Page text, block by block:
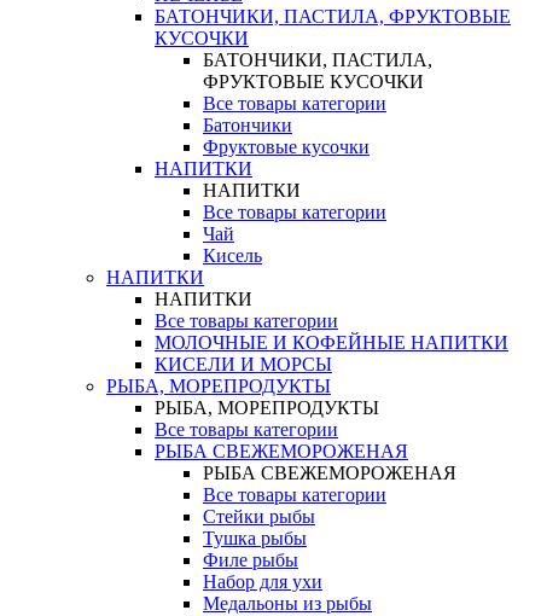
БАТОНЧИКИ, ПАСТИЛА, ФРУКТОВЫЕ
КУСОЧКИ
БАТОНЧИКИ, ПАСТИЛА,
ФРУКТОВЫЕ КУСОЧКИ
Все товары категории
Батончики
Фруктовые кусочки
НАПИТКИ
НАПИТКИ
Все товары категории
Чай
Кисель
НАПИТКИ
НАПИТКИ
Все товары категории
МОЛОЧНЫЕ И КОФЕЙНЫЕ НАПИТКИ
КИСЕЛИ И МОРСЫ
РЫБА, МОРЕПРОДУКТЫ
РЫБА, МОРЕПРОДУКТЫ
Все товары категории
РЫБА СВЕЖЕМОРОЖЕНАЯ
РЫБА СВЕЖЕМОРОЖЕНАЯ
Все товары категории
Стейки рыбы
Тушка рыбы
Филе рыбы
Набор для ухи
Медальоны из рыбы